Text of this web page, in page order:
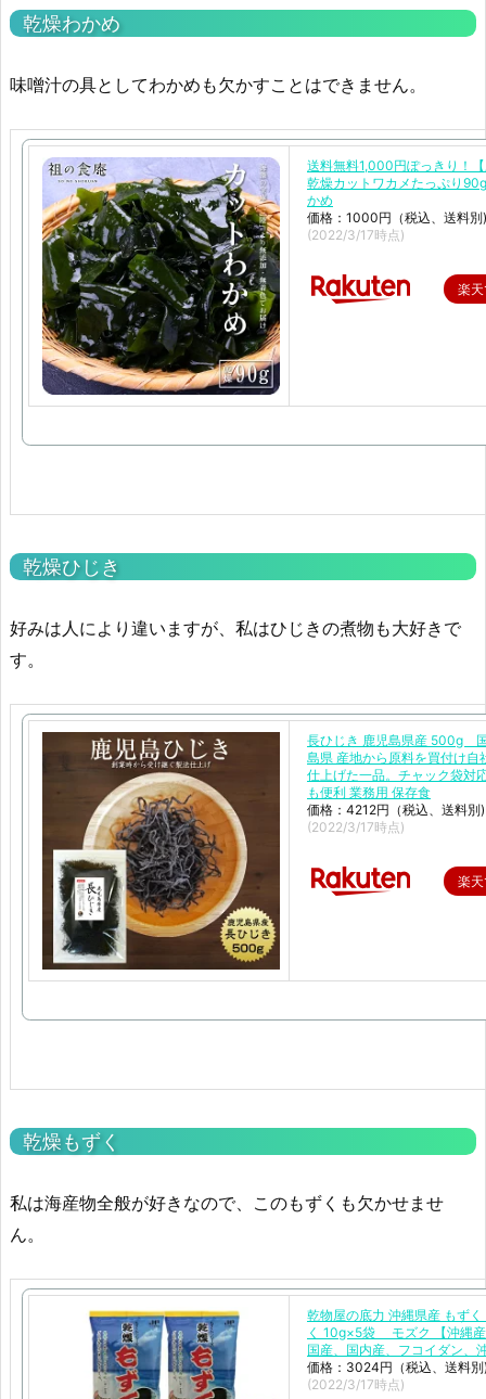
乾燥わかめ
味噌汁の具としてわかめも欠かすことはできません。
送料無料1,000円ぽっきり！
乾燥カットワカメたっぷり
かめ
価格：1000円（税込、送料別)
(2022/3/17時点)
楽
乾燥ひじき
好みは人により違いますが、私はひじきの煮物も大好きで
す。
長ひじき 鹿児島県産 500g
島県 産地から原料を買付け自
仕上げた一品。チャック袋対
も便利 業務用 保存食
価格：4212円（税込、送料別)
(2022/3/17時点)
楽
乾燥もずく
私は海産物全般が好きなので、このもずくも欠かせませ
ん。
乾物屋の底力 沖縄県産 もず
く 10g×5袋 モズク 【沖縄
国産、国内産、フコイダン、
価格：3024円（税込、送料
(2022/3/17時点)